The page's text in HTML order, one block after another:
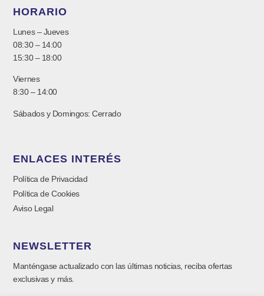
HORARIO
Lunes – Jueves
08:30 – 14:00
15:30 – 18:00
Viernes
8:30 – 14:00
Sábados y Domingos: Cerrado
ENLACES INTERÉS
Política de Privacidad
Política de Cookies
Aviso Legal
NEWSLETTER
Manténgase actualizado con las últimas noticias, reciba ofertas
exclusivas y más.